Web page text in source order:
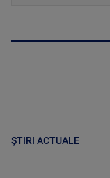
ȘTIRI ACTUALE